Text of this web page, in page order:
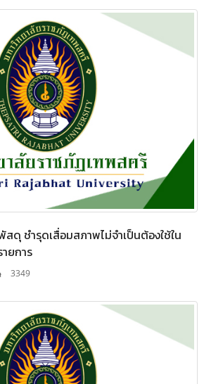
ดุ ชำรุดเสื่อมสภาพไม่จำเป็นต้องใช้ใน
ยการ
3349